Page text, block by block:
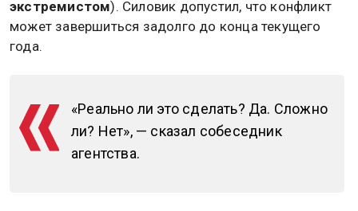
экстремистом). Силовик допустил, что конфликт
может завершиться задолго до конца текущего
года.
«Реально ли это сделать? Да. Сложно
ли? Нет», — сказал собеседник
агентства.